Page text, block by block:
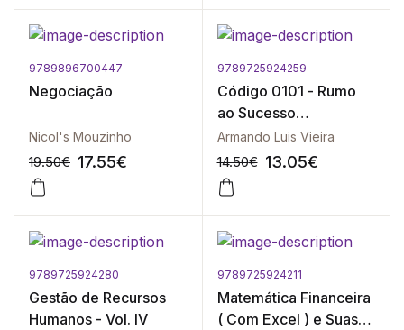
9789896700447
Negociação
Nicol's Mouzinho
19.50€ 17.55€
9789725924259
Código 0101 - Rumo
ao Sucesso
Profissional
Armando Luis Vieira
14.50€ 13.05€
9789725924280
Gestão de Recursos
Humanos - Vol. IV
9789725924211
Matemática Financeira
( Com Excel ) e Suas